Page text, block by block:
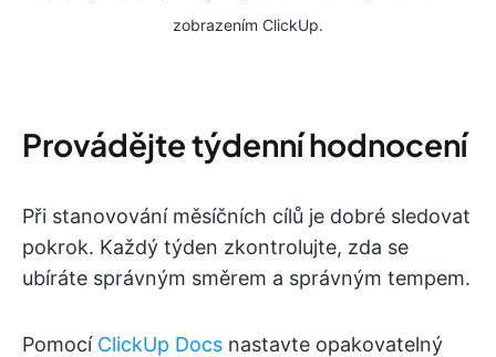
zobrazením ClickUp.
Provádějte týdenní hodnocení
Při stanovování měsíčních cílů je dobré sledovat
pokrok. Každý týden zkontrolujte, zda se
ubíráte správným směrem a správným tempem.
Pomocí ClickUp Docs nastavte opakovatelný